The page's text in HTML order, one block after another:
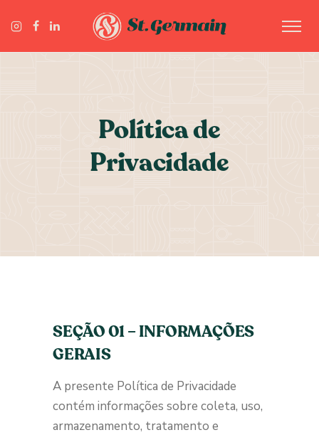
Política de
Privacidade
SEÇÃO 01 – INFORMAÇÕES
GERAIS
A presente Política de Privacidade
contém informações sobre coleta, uso,
armazenamento, tratamento e